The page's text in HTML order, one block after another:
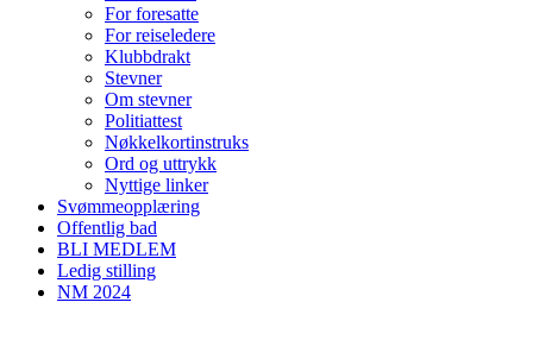
For foresatte
For reiseledere
Klubbdrakt
Stevner
Om stevner
Politiattest
Nøkkelkortinstruks
Ord og uttrykk
Nyttige linker
Svømmeopplæring
Offentlig bad
BLI MEDLEM
Ledig stilling
NM 2024